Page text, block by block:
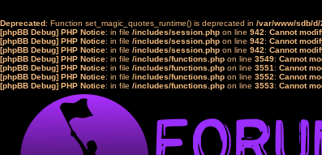
Deprecated: Function set_magic_quotes_runtime() is deprecated in /var/www/sdb/
[phpBB Debug] PHP Notice: in file /includes/session.php on line 942: Cannot
[phpBB Debug] PHP Notice: in file /includes/session.php on line 942: Cannot
[phpBB Debug] PHP Notice: in file /includes/session.php on line 942: Cannot
[phpBB Debug] PHP Notice: in file /includes/functions.php on line 3549: Cannot
[phpBB Debug] PHP Notice: in file /includes/functions.php on line 3551: Cannot
[phpBB Debug] PHP Notice: in file /includes/functions.php on line 3552: Cannot
[phpBB Debug] PHP Notice: in file /includes/functions.php on line 3553: Cannot